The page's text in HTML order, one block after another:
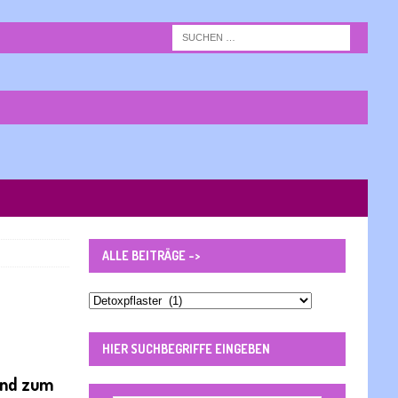
zum
ALLE BEITRÄGE ->
Alle
HIER SUCHBEGRIFFE EINGEBEN